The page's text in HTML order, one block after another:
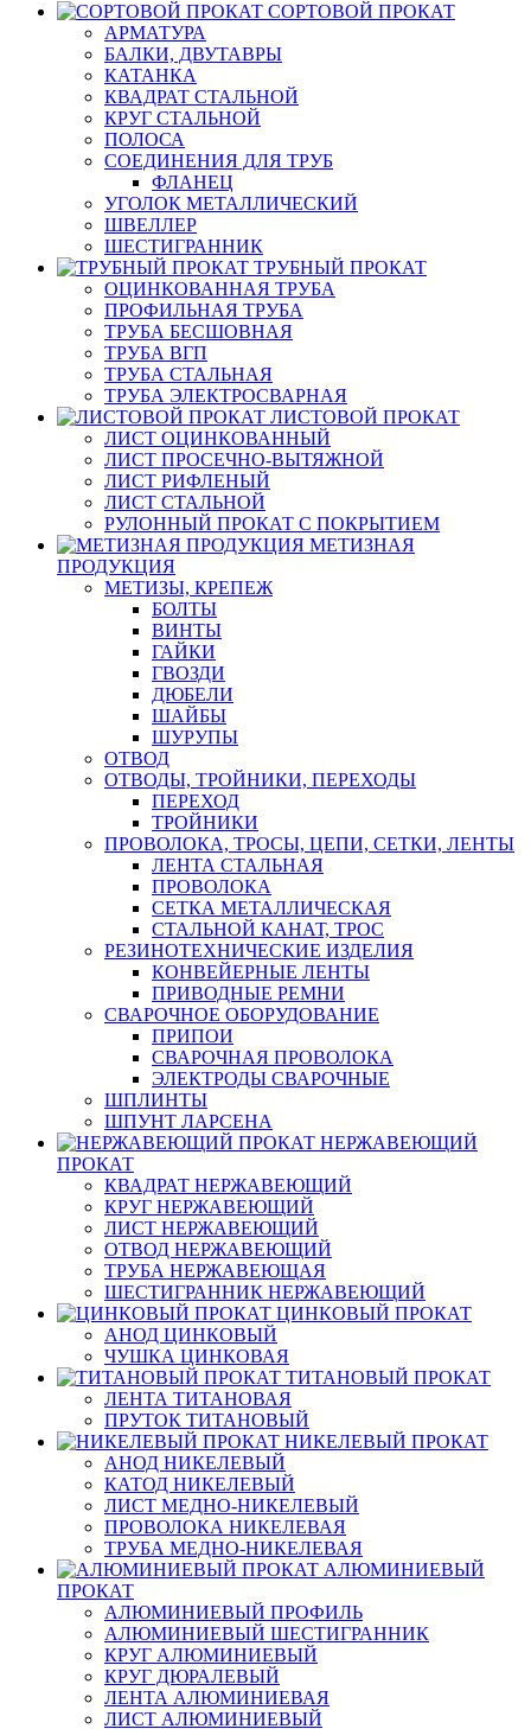
СОРТОВОЙ ПРОКАТ
АРМАТУРА
БАЛКИ, ДВУТАВРЫ
КАТАНКА
КВАДРАТ СТАЛЬНОЙ
КРУГ СТАЛЬНОЙ
ПОЛОСА
СОЕДИНЕНИЯ ДЛЯ ТРУБ
ФЛАНЕЦ
УГОЛОК МЕТАЛЛИЧЕСКИЙ
ШВЕЛЛЕР
ШЕСТИГРАННИК
ТРУБНЫЙ ПРОКАТ
ОЦИНКОВАННАЯ ТРУБА
ПРОФИЛЬНАЯ ТРУБА
ТРУБА БЕСШОВНАЯ
ТРУБА ВГП
ТРУБА СТАЛЬНАЯ
ТРУБА ЭЛЕКТРОСВАРНАЯ
ЛИСТОВОЙ ПРОКАТ
ЛИСТ ОЦИНКОВАННЫЙ
ЛИСТ ПРОСЕЧНО-ВЫТЯЖНОЙ
ЛИСТ РИФЛЕНЫЙ
ЛИСТ СТАЛЬНОЙ
РУЛОННЫЙ ПРОКАТ С ПОКРЫТИЕМ
МЕТИЗНАЯ
ПРОДУКЦИЯ
МЕТИЗЫ, КРЕПЕЖ
БОЛТЫ
ВИНТЫ
ГАЙКИ
ГВОЗДИ
ДЮБЕЛИ
ШАЙБЫ
ШУРУПЫ
ОТВОД
ОТВОДЫ, ТРОЙНИКИ, ПЕРЕХОДЫ
ПЕРЕХОД
ТРОЙНИКИ
ПРОВОЛОКА, ТРОСЫ, ЦЕПИ, СЕТКИ, ЛЕНТЫ
ЛЕНТА СТАЛЬНАЯ
ПРОВОЛОКА
СЕТКА МЕТАЛЛИЧЕСКАЯ
СТАЛЬНОЙ КАНАТ, ТРОС
РЕЗИНОТЕХНИЧЕСКИЕ ИЗДЕЛИЯ
КОНВЕЙЕРНЫЕ ЛЕНТЫ
ПРИВОДНЫЕ РЕМНИ
СВАРОЧНОЕ ОБОРУДОВАНИЕ
ПРИПОИ
СВАРОЧНАЯ ПРОВОЛОКА
ЭЛЕКТРОДЫ СВАРОЧНЫЕ
ШПЛИНТЫ
ШПУНТ ЛАРСЕНА
НЕРЖАВЕЮЩИЙ
ПРОКАТ
КВАДРАТ НЕРЖАВЕЮЩИЙ
КРУГ НЕРЖАВЕЮЩИЙ
ЛИСТ НЕРЖАВЕЮЩИЙ
ОТВОД НЕРЖАВЕЮЩИЙ
ТРУБА НЕРЖАВЕЮЩАЯ
ШЕСТИГРАННИК НЕРЖАВЕЮЩИЙ
ЦИНКОВЫЙ ПРОКАТ
АНОД ЦИНКОВЫЙ
ЧУШКА ЦИНКОВАЯ
ТИТАНОВЫЙ ПРОКАТ
ЛЕНТА ТИТАНОВАЯ
ПРУТОК ТИТАНОВЫЙ
НИКЕЛЕВЫЙ ПРОКАТ
АНОД НИКЕЛЕВЫЙ
КАТОД НИКЕЛЕВЫЙ
ЛИСТ МЕДНО-НИКЕЛЕВЫЙ
ПРОВОЛОКА НИКЕЛЕВАЯ
ТРУБА МЕДНО-НИКЕЛЕВАЯ
АЛЮМИНИЕВЫЙ
ПРОКАТ
АЛЮМИНИЕВЫЙ ПРОФИЛЬ
АЛЮМИНИЕВЫЙ ШЕСТИГРАННИК
КРУГ АЛЮМИНИЕВЫЙ
КРУГ ДЮРАЛЕВЫЙ
ЛЕНТА АЛЮМИНИЕВАЯ
ЛИСТ АЛЮМИНИЕВЫЙ